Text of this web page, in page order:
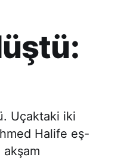
Uçaktaki iki
Halife eş-
akşam